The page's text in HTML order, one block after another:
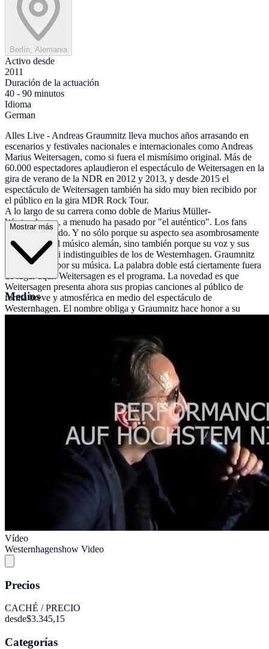
Berlín, Alemania
Activo desde
2011
Duración de la actuación
40 - 90 minutos
Idioma
German
Alles Live - Andreas Graumnitz lleva muchos años arrasando en
escenarios y festivales nacionales e internacionales como Andreas
Marius Weitersagen, como si fuera el mismísimo original. Más de
60.000 espectadores aplaudieron el espectáculo de Weitersagen en la
gira de verano de la NDR en 2012 y 2013, y desde 2015 el
espectáculo de Weitersagen también ha sido muy bien recibido por
el público en la gira MDR Rock Tour.
A lo largo de su carrera como doble de Marius Müller-
Westernhagen, a menudo ha pasado por "el auténtico". Los fans
están de acuerdo. Y no sólo porque su aspecto sea asombrosamente
parecido al del músico alemán, sino también porque su voz y sus
gestos son casi indistinguibles de los de Westernhagen. Graumnitz
está que arde por su música. La palabra doble está ciertamente fuera
de lugar aquí: Weitersagen es el programa. La novedad es que
Weitersagen presenta ahora sus propias canciones al público de
forma breve y atmosférica en medio del espectáculo de
Westernhagen. El nombre obliga y Graumnitz hace honor a su
polifacético talento conquista al público en un abrir y cerrar de ojos
con un fenomenal y convincente espectáculo escénico de 90 a 120
minutos de duración. Le apoya su banda profesional, en la que cada
Mostrar más
Medios
Vídeo
Westernhagenshow Video
Precios
CACHÉ / PRECIO
desde$3.345,15
Categorías